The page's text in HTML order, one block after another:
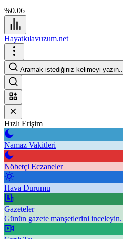
%0.06
Hayatkılavuzum.net
Aramak istediğiniz kelimeyi yazın..
Hızlı Erişim
Namaz Vakitleri
Nöbetçi Eczaneler
Hava Durumu
Gazeteler
Günün gazete manşetlerini inceleyin.